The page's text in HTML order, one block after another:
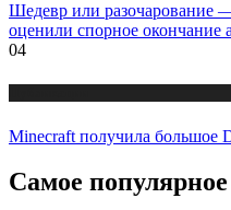
Шедевр или разочарование
оценили спорное окончание
04
Minecraft получила большое
Самое популярное